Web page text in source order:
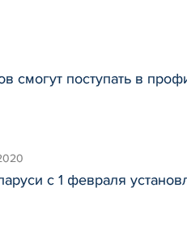
смогут поступать в
с 1 февраля